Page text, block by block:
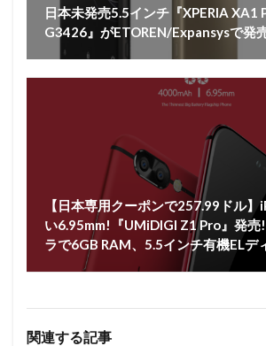
日本未発売5.5インチ『XPERIA XA1
G3426』がETOREN/Expansysで発
【日本専用クーポンで257.99ドル
い6.95mm!『UMiDIGI Z1 Pro』発売
ラで6GB RAM、5.5インチ有機ELデ
関連する記事